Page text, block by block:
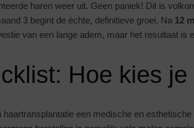
haren weer uit. Geen paniek! Dit is
3 begint de échte, definitieve groei. Na 12
van een lange adem, maar het resultaat is
Hoe kies
haartransplantatie een medische en